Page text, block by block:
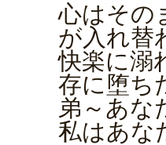
心はその
が入れ替
快楽に溺
存に堕ち
弟～あな
私はあな